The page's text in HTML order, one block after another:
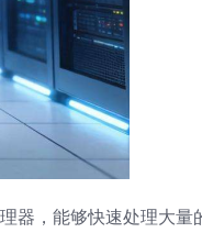
器，能够快速处理大量